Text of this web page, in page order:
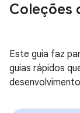
Coleções
Este guia faz
guias rápidos